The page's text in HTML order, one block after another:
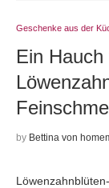
Geschenke aus der
Ein
by Bettina von